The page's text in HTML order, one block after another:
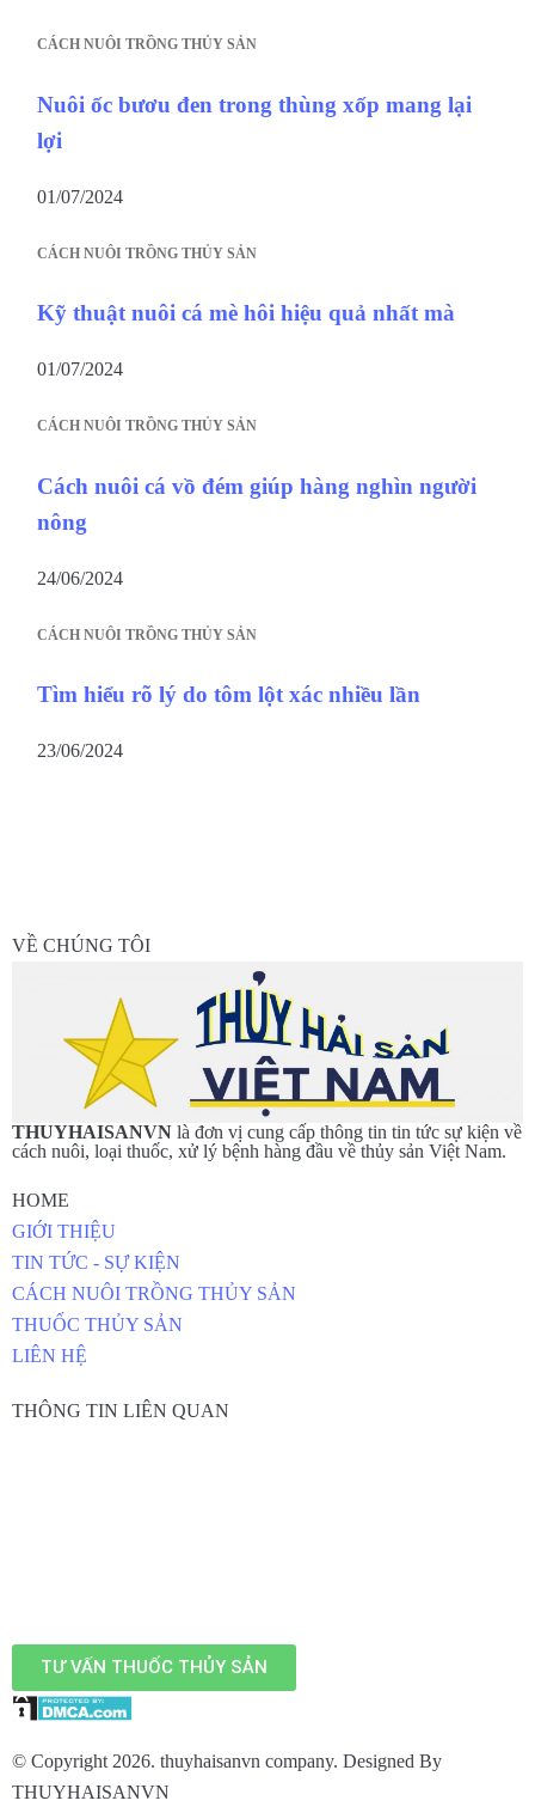
CÁCH NUÔI TRỒNG THỦY SẢN
Nuôi ốc bươu đen trong thùng xốp mang lại
lợi
01/07/2024
CÁCH NUÔI TRỒNG THỦY SẢN
Kỹ thuật nuôi cá mè hôi hiệu quả nhất mà
01/07/2024
CÁCH NUÔI TRỒNG THỦY SẢN
Cách nuôi cá vồ đém giúp hàng nghìn người
nông
24/06/2024
CÁCH NUÔI TRỒNG THỦY SẢN
Tìm hiểu rõ lý do tôm lột xác nhiều lần
23/06/2024
VỀ CHÚNG TÔI
THUYHAISANVN là đơn vị cung cấp thông tin tin tức sự kiện về
cách nuôi, loại thuốc, xử lý bệnh hàng đầu về thủy sản Việt Nam.
HOME
GIỚI THIỆU
TIN TỨC - SỰ KIỆN
CÁCH NUÔI TRỒNG THỦY SẢN
THUỐC THỦY SẢN
LIÊN HỆ
THÔNG TIN LIÊN QUAN
TƯ VẤN THUỐC THỦY SẢN
© Copyright 2026. thuyhaisanvn company. Designed By
THUYHAISANVN